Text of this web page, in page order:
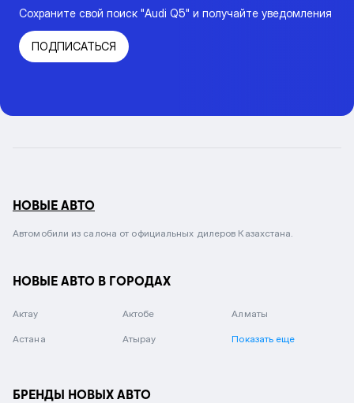
Сохраните свой поиск "Audi Q5" и получайте уведомления
ПОДПИСАТЬСЯ
НОВЫЕ АВТО
Автомобили из салона от официальных дилеров Казахстана.
НОВЫЕ АВТО В ГОРОДАХ
Актау Актобе Алматы
Астана Атырау Показать еще
БРЕНДЫ НОВЫХ АВТО